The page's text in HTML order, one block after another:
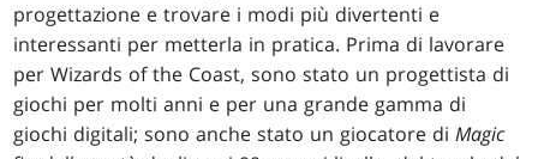
progettazione e trovare i modi più divertenti e
interessanti per metterla in pratica. Prima di lavorare
per Wizards of the Coast, sono stato un progettista di
giochi per molti anni e per una grande gamma di
giochi digitali; sono anche stato un giocatore diMagic